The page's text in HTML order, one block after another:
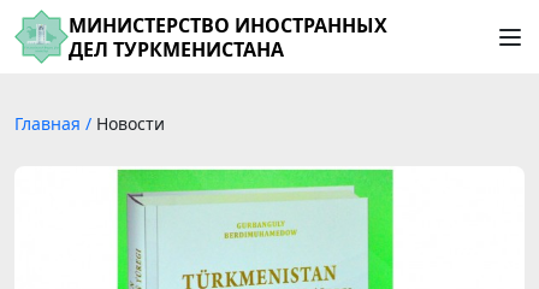
МИНИСТЕРСТВО ИНОСТРАННЫХ
ДЕЛ ТУРКМЕНИСТАНА
Главная / Новости